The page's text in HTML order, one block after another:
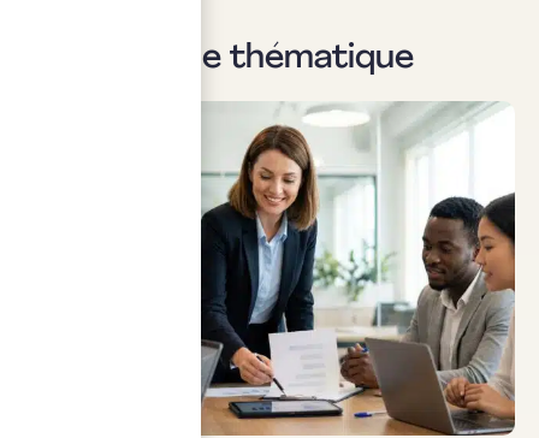
Sur la même thématique